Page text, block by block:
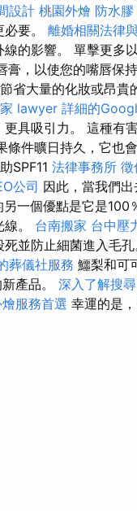
設計 桃園外燴 防水膠
要。 離婚相關法律
的影響。 單擊更多
膏，以使您的嘴唇保
省大量的化妝或昂貴
lawyer 詳細的
具吸引力。 這種有
條件曠日持久，它也
SPF11 法律事務所 徵
公司 因此，當我們
一個優點是它是100
。 台南搬家 台中壓
並防止細菌進入毛孔
葬儀社服務 鱷梨和可
產品。 深入了解搜
服務首選 幸運的是